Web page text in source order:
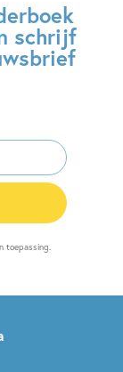
schrijf
toepassing.